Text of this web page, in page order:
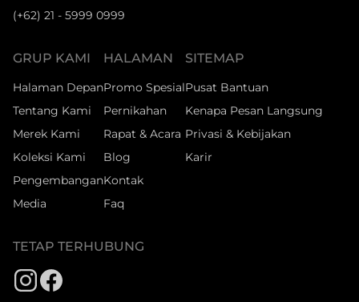
(+62) 21 - 5999 0999
GRUP KAMI
Halaman Depan
Tentang Kami
Merek Kami
Koleksi Kami
Pengembangan
Media
HALAMAN
Promo Spesial
Pernikahan
Rapat & Acara
Blog
Kontak
Faq
SITEMAP
Pusat Bantuan
Kenapa Pesan Langsung
Privasi & Kebijakan
Karir
TETAP TERHUBUNG